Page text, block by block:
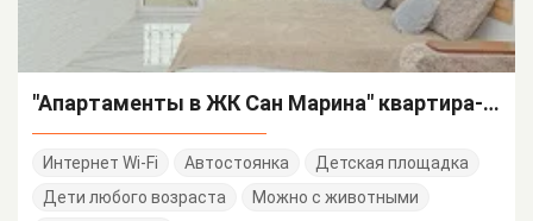
"Апартаменты в ЖК Сан Марина" квартира-студия
Интернет Wi-Fi Автостоянка
Детская площадка
Дети любого возраста
Можно с животными